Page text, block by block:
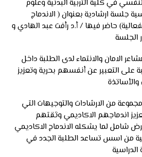
في كلية التربية البدنية وعلوم
جلسة ارشادية بعنوان ( الاندماج
حاضر فيها / أ.د رأفت عبد الهادي و
الجلسة
الامان والانتماء لدى الطلبة داخل
على التعبير عن أنفسهم بحرية وتعزيز
والأساتذة
من الارشادات والتوجيهات التي
اندماجهم الاكاديمي وثقتهم
شامل لما يشكله الاندماج الاكاديمي
من اسس تساعد الطلبة الجدد في